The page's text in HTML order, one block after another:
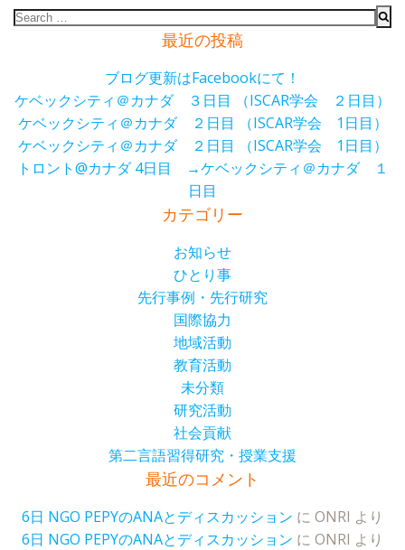
Search
最近の投稿
ブログ更新はFacebookにて！
ケベックシティ＠カナダ ３日目 （ISCAR学会 ２日目）
ケベックシティ＠カナダ ２日目 （ISCAR学会 1日目）
ケベックシティ＠カナダ ２日目 （ISCAR学会 1日目）
トロント@カナダ 4日目 →ケベックシティ＠カナダ １
日目
カテゴリー
お知らせ
ひとり事
先行事例・先行研究
国際協力
地域活動
教育活動
未分類
研究活動
社会貢献
第二言語習得研究・授業支援
最近のコメント
6日 NGO PEPYのANAとディスカッション に ONRI より
6日 NGO PEPYのANAとディスカッション に ONRI より